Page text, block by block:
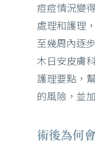
痘痘情況變
處理和護理
至幾周內逐
木日安皮膚
護理要點，
的風險，並
術後為何